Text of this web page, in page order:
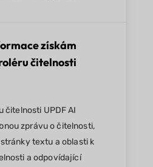
získám
čitelnosti
čitelnosti UPDF AI
zprávu o čitelnosti,
textu a oblasti k
a odpovídající